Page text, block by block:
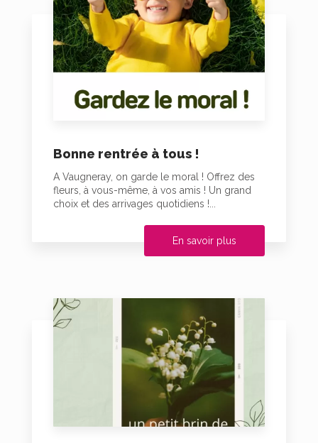
Bonne rentrée à tous !
A Vaugneray, on garde le moral ! Offrez des
fleurs, à vous-même, à vos amis ! Un grand
choix et des arrivages quotidiens !...
En savoir plus